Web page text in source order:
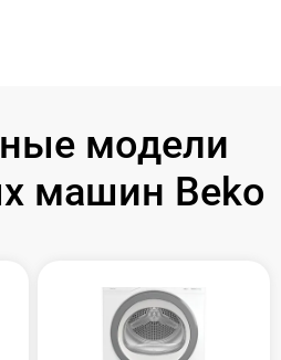
модели
машин Beko